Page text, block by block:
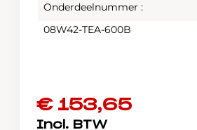
Onderdeelnummer :
08W42-TEA-600B
€153,65